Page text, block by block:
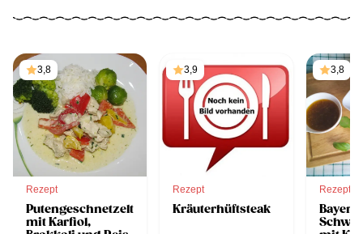
3,8
Rezept
Putengeschnetzeltes
mit Karfiol,
3,9
Rezept
Kräuterhüftsteak
3,8
Rezept